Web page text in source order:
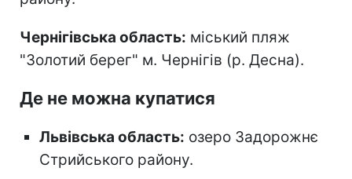
Чернігівська область: міський пляж
"Золотий берег" м. Чернігів (р. Десна).
Де не можна купатися
Львівська область: озеро Задорожнє
Стрийського району.